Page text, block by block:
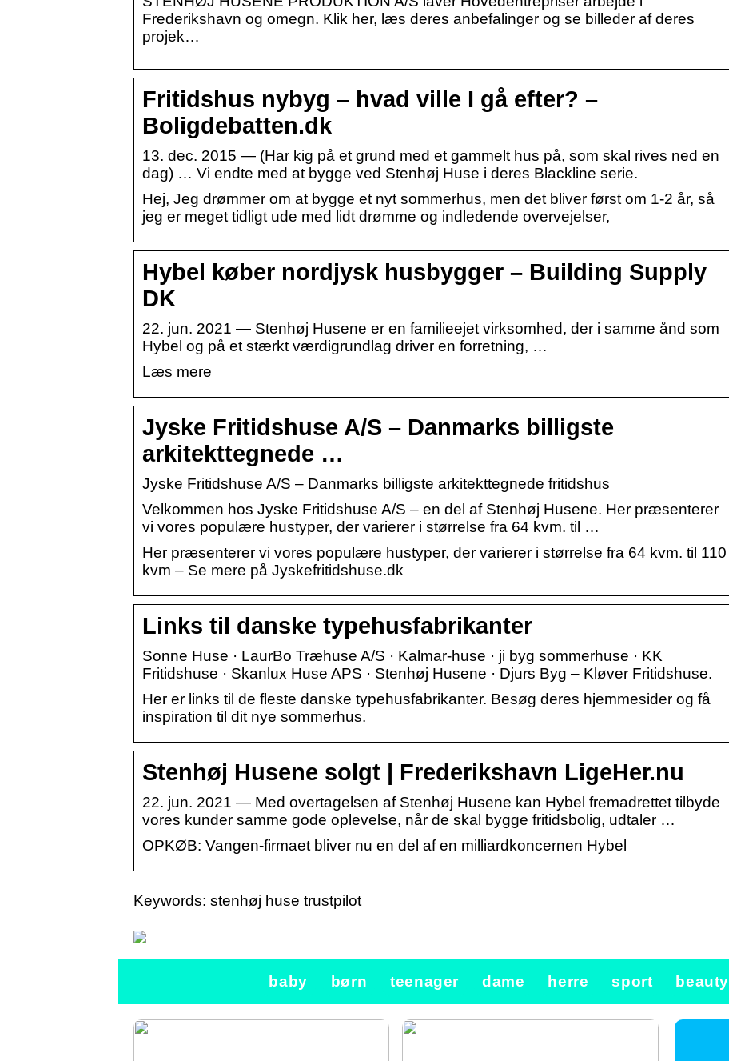
Frederikshavn og omegn. Klik her, læs deres anbefalinger og se billeder af deres
projek…
Fritidshus nybyg – hvad ville I gå efter? –
Boligdebatten.dk
13. dec. 2015 — (Har kig på et grund med et gammelt hus på, som skal rives ned en
dag) … Vi endte med at bygge ved Stenhøj Huse i deres Blackline serie.
Hej, Jeg drømmer om at bygge et nyt sommerhus, men det bliver først om 1-2 år, så
jeg er meget tidligt ude med lidt drømme og indledende overvejelser,
Hybel køber nordjysk husbygger – Building Supply
DK
22. jun. 2021 — Stenhøj Husene er en familieejet virksomhed, der i samme ånd som
Hybel og på et stærkt værdigrundlag driver en forretning, …
Læs mere
Jyske Fritidshuse A/S – Danmarks billigste
arkitekttegnede …
Jyske Fritidshuse A/S – Danmarks billigste arkitekttegnede fritidshus
Velkommen hos Jyske Fritidshuse A/S – en del af Stenhøj Husene. Her præsenterer
vi vores populære hustyper, der varierer i størrelse fra 64 kvm. til …
Her præsenterer vi vores populære hustyper, der varierer i størrelse fra 64 kvm. til 110
kvm – Se mere på Jyskefritidshuse.dk
Links til danske typehusfabrikanter
Sonne Huse · LaurBo Træhuse A/S · Kalmar-huse · ji byg sommerhuse · KK
Fritidshuse · Skanlux Huse APS · Stenhøj Husene · Djurs Byg – Kløver Fritidshuse.
Her er links til de fleste danske typehusfabrikanter. Besøg deres hjemmesider og få
inspiration til dit nye sommerhus.
Stenhøj Husene solgt | Frederikshavn LigeHer.nu
22. jun. 2021 — Med overtagelsen af Stenhøj Husene kan Hybel fremadrettet tilbyde
vores kunder samme gode oplevelse, når de skal bygge fritidsbolig, udtaler …
OPKØB: Vangen-firmaet bliver nu en del af en milliardkoncernen Hybel
Keywords: stenhøj huse trustpilot
baby børn teenager dame herre sport beauty